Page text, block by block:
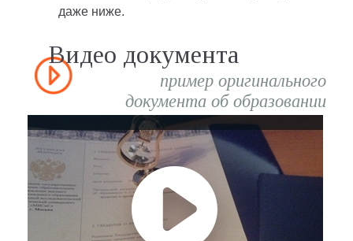
даже ниже.
Видео документа
пример оригинального
документа об образовании